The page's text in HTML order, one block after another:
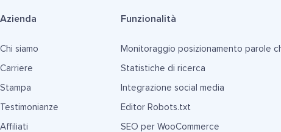
Azienda
Chi siamo
Carriere
Stampa
Testimonianze
Affiliati
Funzionalità
Monitoraggio posizionamento parole
Statistiche di ricerca
Integrazione social media
Editor Robots.txt
SEO per WooCommerce